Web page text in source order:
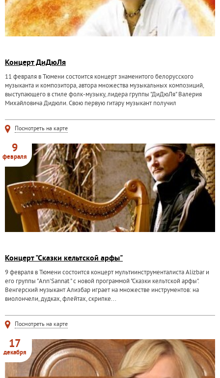
Концерт ДиДюЛя
11 февраля в Тюмени состоится концерт знаменитого белорусского
музыканта и композитора, автора множества музыкальных композиций,
выступающего в стиле фолк-музыку, лидера группы "ДиДюЛя" Валерия
Михайловича Дидюли. Свою первую гитару музыкант получил
Посмотреть на карте
9
февраля
Концерт "Сказки кельтской арфы"
9 февраля в Тюмени состоится концерт мультиинструменталиста Alizbar и
его группы "Ann'Sannat " с новой программой "Сказки кельтской арфы".
Венгерский музыкант Ализбар играет на множестве инструментов: на
виолончели, дудках, флейтах, скрипке...
Посмотреть на карте
17
декабря